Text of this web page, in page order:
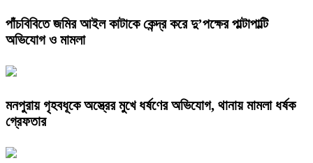
পাঁচবিবিতে জমির আইল কাটাকে কেন্দ্র করে দু’পক্ষের পাল্টাপাল্টি
অভিযোগ ও মামলা
মনপুরায় গৃহবধূকে অস্ত্রের মুখে ধর্ষণের অভিযোগ, থানায় মামলা ধর্ষক
গ্রেফতার